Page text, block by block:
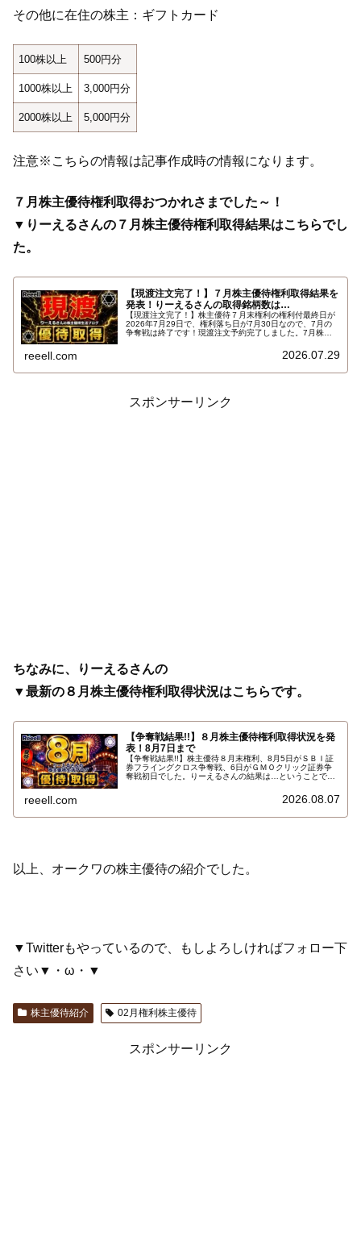
その他に在住の株主：ギフトカード
100株以上 500円分
1000株以上 3,000円分
2000株以上 5,000円分
注意※こちらの情報は記事作成時の情報になります。
７月株主優待権利取得おつかれさまでした～！
▼りーえるさんの７月株主優待権利取得結果はこちらでし
た。
【現渡注文完了！】７月株主優待権利取得結果を
発表！りーえるさんの取得銘柄数は…
【現渡注文完了！】株主優待７月末権利の権利付最終日が
2026年7月29日で、権利落ち日が7月30日なので、7月の
争奪戦は終了です！現渡注文予約完了しました。7月株主
reeell.com 2026.07.29
スポンサーリンク
ちなみに、りーえるさんの
▼最新の８月株主優待権利取得状況はこちらです。
【争奪戦結果!!】８月株主優待権利取得状況を発
表！8月7日まで
【争奪戦結果!!】株主優待８月末権利、8月5日がＳＢＩ証
券フライングクロス争奪戦、6日がＧＭＯクリック証券争
奪戦初日でした。りーえるさんの結果は…ということで、
含む）を報告します。最新の取得状況はこちらです…
reeell.com 2026.08.07
以上、オークワの株主優待の紹介でした。
▼Twitterもやっているので、もしよろしければフォロー下
さい▼・ω・▼
株主優待紹介 02月権利株主優待
スポンサーリンク